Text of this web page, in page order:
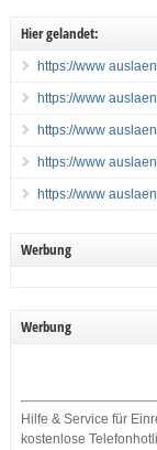
Hier gelandet:
https://www
https://www
https://www
https://www
https://www
Werbung
Werbung
Hilfe & Service für
kostenlose